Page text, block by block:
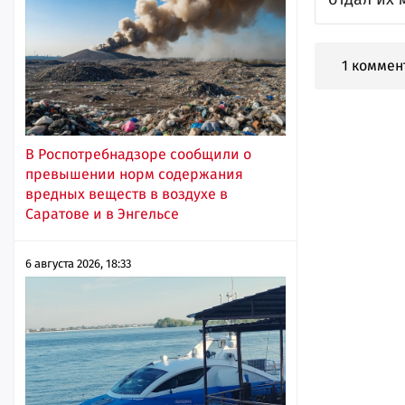
В Роспотребнадзоре сообщили о
превышении норм содержания
вредных веществ в воздухе в
Саратове и в Энгельсе
6 августа 2026, 18:33
1